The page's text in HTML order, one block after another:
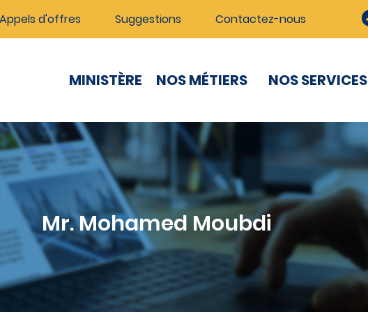
Appels d'offres Suggestions Contactez-nous
MINISTÈRE NOS MÉTIERS NOS SERVICES
Mr. Mohamed Moubdi